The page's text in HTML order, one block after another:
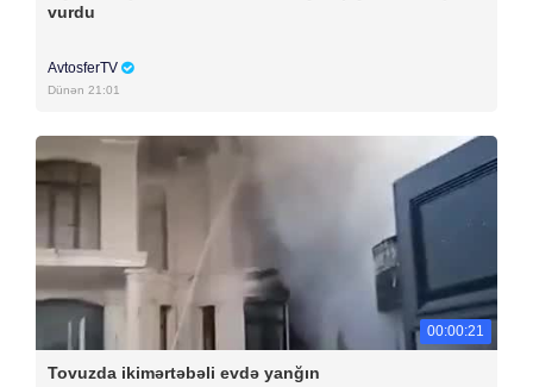
vurdu
AvtosferTV
Dünən 21:01
00:00:21
Tovuzda ikimərtəbəli evdə yanğın